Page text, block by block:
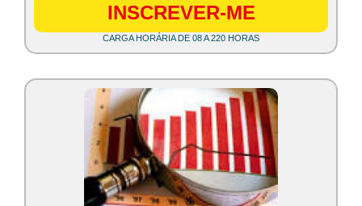
INSCREVER-ME
CARGA HORÁRIA DE 08 A 220 HORAS